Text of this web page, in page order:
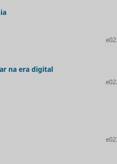
na era digital